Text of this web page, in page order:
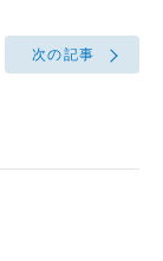
次の記事